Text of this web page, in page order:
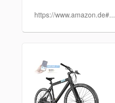
https://www.amazon.de#...